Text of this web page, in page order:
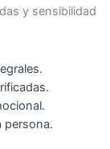
y sensibilidad
persona.